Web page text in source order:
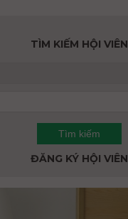
TÌM KIẾM HỘI VIÊN
ĐĂNG KÝ HỘI VIÊN